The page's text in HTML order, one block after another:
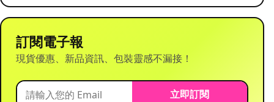
訂閱電子報
現貨優惠、新品資訊、包裝靈感不漏接！
立即訂閱